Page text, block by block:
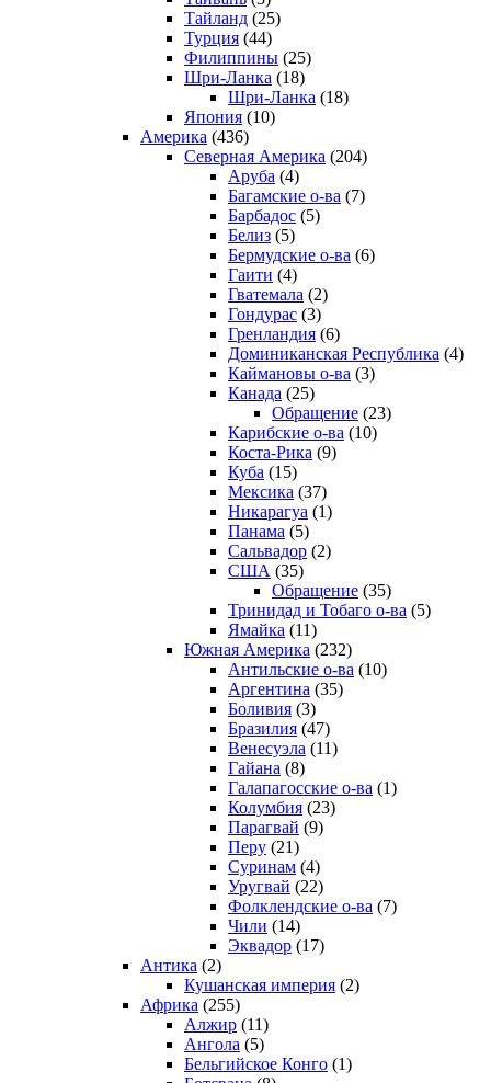
Тайланд (25)
Турция (44)
Филиппины (25)
Шри-Ланка (18)
Шри-Ланка (18)
Япония (10)
Америка (436)
Северная Америка (204)
Аруба (4)
Багамские о-ва (7)
Барбадос (5)
Белиз (5)
Бермудские о-ва (6)
Гаити (4)
Гватемала (2)
Гондурас (3)
Гренландия (6)
Доминиканская Республика (4)
Каймановы о-ва (3)
Канада (25)
Обращение (23)
Карибские о-ва (10)
Коста-Рика (9)
Куба (15)
Мексика (37)
Никарагуа (1)
Панама (5)
Сальвадор (2)
США (35)
Обращение (35)
Тринидад и Тобаго о-ва (5)
Ямайка (11)
Южная Америка (232)
Антильские о-ва (10)
Аргентина (35)
Боливия (3)
Бразилия (47)
Венесуэла (11)
Гайана (8)
Галапагосские о-ва (1)
Колумбия (23)
Парагвай (9)
Перу (21)
Суринам (4)
Уругвай (22)
Фолклендские о-ва (7)
Чили (14)
Эквадор (17)
Антика (2)
Кушанская империя (2)
Африка (255)
Алжир (11)
Ангола (5)
Бельгийское Конго (1)